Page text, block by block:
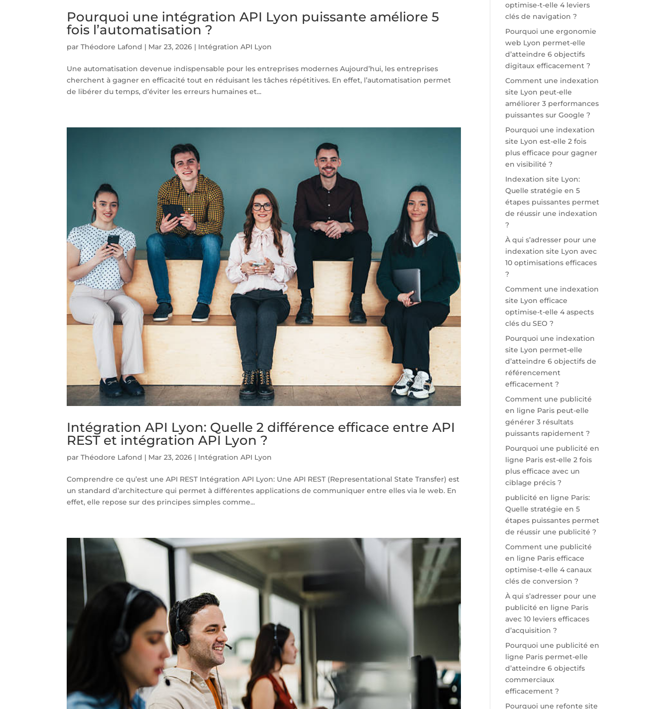
Pourquoi une intégration API Lyon puissante améliore 5
fois l’automatisation ?
parThéodore Lafond | Mar 23, 2026 | Intégration API Lyon
Une automatisation devenue indispensable pour les entreprises modernes Aujourd’hui, les entreprises
cherchent à gagner en efficacité tout en réduisant les tâches répétitives. En effet, l’automatisation permet
de libérer du temps, d’éviter les erreurs humaines et...
Intégration API Lyon: Quelle 2 différence efficace entre API
REST et intégration API Lyon ?
parThéodore Lafond | Mar 23, 2026 | Intégration API Lyon
Comprendre ce qu’est une API REST Intégration API Lyon: Une API REST (Representational State Transfer) est
un standard d’architecture qui permet à différentes applications de communiquer entre elles via le web. En
effet, elle repose sur des principes simples comme...
optimise-t-elle 4 leviers
clés de navigation ?
Pourquoi une ergonomie
web Lyon permet-elle
d’atteindre 6 objectifs
digitaux efficacement ?
Comment une indexation
site Lyon peut-elle
améliorer 3 performances
puissantes sur Google ?
Pourquoi une indexation
site Lyon est-elle 2 fois
plus efficace pour gagner
en visibilité ?
Indexation site Lyon:
Quelle stratégie en 5
étapes puissantes permet
de réussir une indexation
?
À qui s’adresser pour une
indexation site Lyon avec
10 optimisations efficaces
?
Comment une indexation
site Lyon efficace
optimise-t-elle 4 aspects
clés du SEO ?
Pourquoi une indexation
site Lyon permet-elle
d’atteindre 6 objectifs de
référencement
efficacement ?
Comment une publicité
en ligne Paris peut-elle
générer 3 résultats
puissants rapidement ?
Pourquoi une publicité en
ligne Paris est-elle 2 fois
plus efficace avec un
ciblage précis ?
publicité en ligne Paris:
Quelle stratégie en 5
étapes puissantes permet
de réussir une publicité ?
Comment une publicité
en ligne Paris efficace
optimise-t-elle 4 canaux
clés de conversion ?
À qui s’adresser pour une
publicité en ligne Paris
avec 10 leviers efficaces
d’acquisition ?
Pourquoi une publicité en
ligne Paris permet-elle
d’atteindre 6 objectifs
commerciaux
efficacement ?
Pourquoi une refonte site